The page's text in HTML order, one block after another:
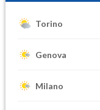
Torino
Genova
Milano